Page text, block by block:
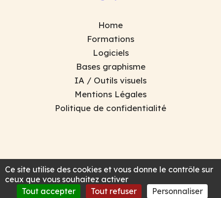
Ce site utilise des cookies et vous donne le contrôle sur
ceux que vous souhaitez activer
Tout accepter
Tout refuser Personnaliser
Home
Formations
Logiciels
Bases graphisme
IA / Outils visuels
Mentions Légales
Politique de confidentialité